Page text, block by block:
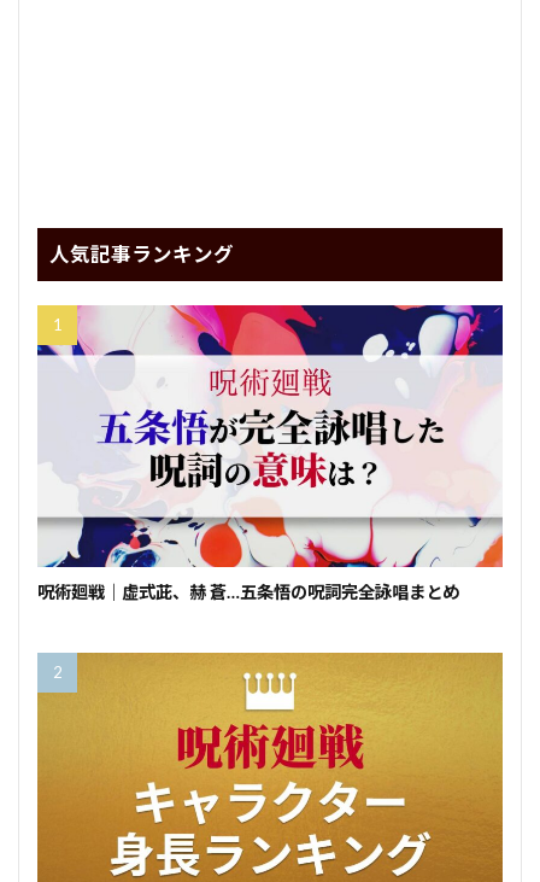
人気記事ランキング
呪術廻戦｜虚式茈、赫 蒼…五条悟の呪詞完全詠唱まとめ